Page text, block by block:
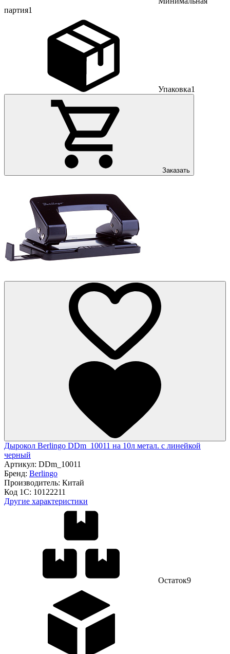
партия1
Упаковка1
Заказать
Дырокол Berlingo DDm_10011 на 10л метал. с линейкой
черный
Артикул: DDm_10011
Бренд: Berlingo
Производитель: Китай
Код 1С: 10122211
Другие характеристики
Остаток9